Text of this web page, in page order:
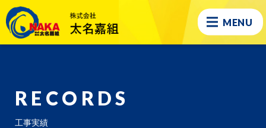
MENU
RECORDS
工事実績